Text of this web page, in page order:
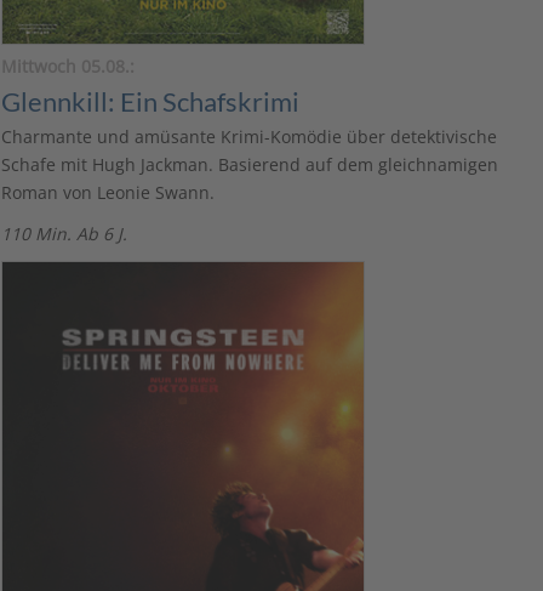
Mittwoch 05.08.:
Glennkill: Ein Schafskrimi
Charmante und amüsante Krimi-Komödie über detektivische
Schafe mit Hugh Jackman. Basierend auf dem gleichnamigen
Roman von Leonie Swann.
110 Min. Ab 6 J.